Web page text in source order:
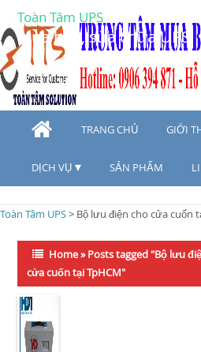
Toàn Tâm UPS
Mua bán, sửa chữa UPS
TRANG CHỦ GIỚI
DỊCH VỤ SẢN PHẨM
Toàn Tâm UPS> Bộ lưu điện cho cửa cuốn
Home»Posts tagged "Bộ lưu
cửa cuốn tại TpHCM"